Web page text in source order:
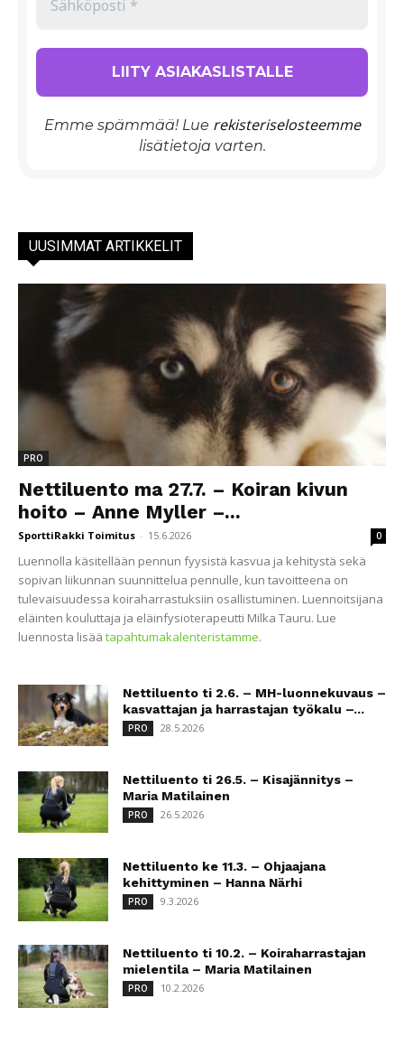
Emme spämmää! Lue rekisteriselosteemme
lisätietoja varten.
UUSIMMAT ARTIKKELIT
PRO
Nettiluento ma 27.7. – Koiran kivun
hoito – Anne Myller –...
SporttiRakki Toimitus - 15.6.2026 0
Luennolla käsitellään pennun fyysistä kasvua ja kehitystä sekä
sopivan liikunnan suunnittelua pennulle, kun tavoitteena on
tulevaisuudessa koiraharrastuksiin osallistuminen. Luennoitsijana
eläinten kouluttaja ja eläinfysioterapeutti Milka Tauru. Lue
luennosta lisää tapahtumakalenteristamme.
Nettiluento ti 2.6. – MH-luonnekuvaus –
kasvattajan ja harrastajan työkalu –...
PRO 28.5.2026
Nettiluento ti 26.5. – Kisajännitys –
Maria Matilainen
PRO 26.5.2026
Nettiluento ke 11.3. – Ohjaajana
kehittyminen – Hanna Närhi
PRO 9.3.2026
Nettiluento ti 10.2. – Koiraharrastajan
mielentila – Maria Matilainen
PRO 10.2.2026